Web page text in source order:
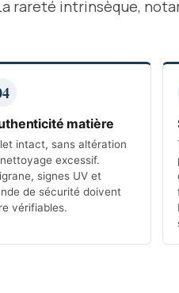
rareté intrinsèque,
matière
intact, sans altération
excessif.
signes UV et
de sécurité doivent
vérifiables.